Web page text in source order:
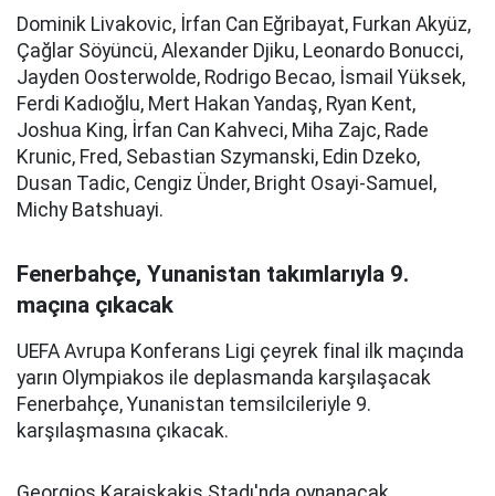
Dominik Livakovic, İrfan Can Eğribayat, Furkan Akyüz,
Çağlar Söyüncü, Alexander Djiku, Leonardo Bonucci,
Jayden Oosterwolde, Rodrigo Becao, İsmail Yüksek,
Ferdi Kadıoğlu, Mert Hakan Yandaş, Ryan Kent,
Joshua King, İrfan Can Kahveci, Miha Zajc, Rade
Krunic, Fred, Sebastian Szymanski, Edin Dzeko,
Dusan Tadic, Cengiz Ünder, Bright Osayi-Samuel,
Michy Batshuayi.
Fenerbahçe, Yunanistan takımlarıyla 9.
maçına çıkacak
UEFA Avrupa Konferans Ligi çeyrek final ilk maçında
yarın Olympiakos ile deplasmanda karşılaşacak
Fenerbahçe, Yunanistan temsilcileriyle 9.
karşılaşmasına çıkacak.